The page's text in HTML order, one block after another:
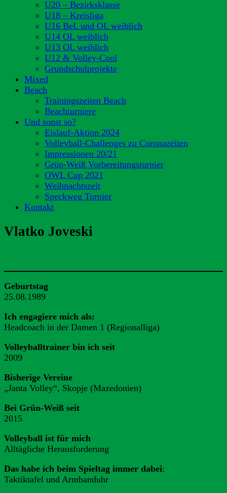
U20 – Bezirksklasse
U18 – Kreisliga
U16 BeL und OL weiblich
U14 OL weiblich
U13 OL weiblich
U12 & Volley-Cool
Grundschulprojekte
Mixed
Beach
Trainingszeiten Beach
Beachturniere
Und sonst so?
Eislauf-Aktion 2024
Volleyball-Challenges zu Coronazeiten
Impressionen 20/21
Grün-Weiß Vorbereitungsturnier
OWL Cup 2021
Weihnachtszeit
Speckweg Turnier
Kontakt
Vlatko Joveski
Geburtstag
25.08.1989
Ich engagiere mich als:
Headcoach in der Damen 1 (Regionalliga)
Volleyballtrainer bin ich seit
2009
Bisherige Vereine
„Janta Volley“, Skopje (Mazedonien)
Bei Grün-Weiß seit
2015
Volleyball ist für mich
Alltägliche Herausforderung
Das habe ich beim Spieltag immer dabei:
Taktiktafel und Armbanduhr